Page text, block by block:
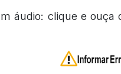
áudio: clique e ouça